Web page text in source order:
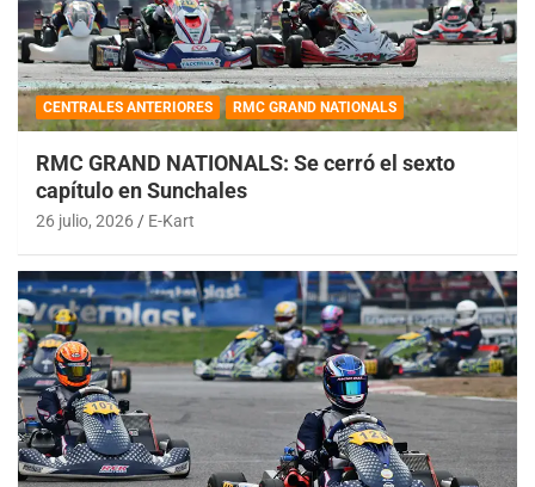
CENTRALES ANTERIORES RMC GRAND NATIONALS
RMC GRAND NATIONALS: Se cerró el sexto
capítulo en Sunchales
26 julio, 2026 E-Kart